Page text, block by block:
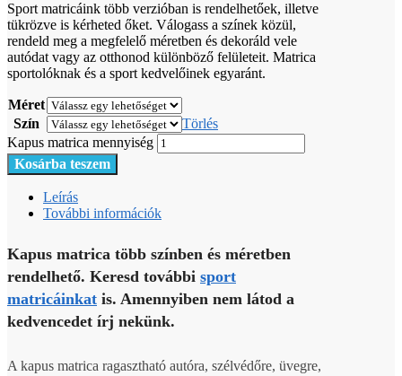
Sport matricáink több verzióban is rendelhetőek, illetve
tükrözve is kérheted őket. Válogass a színek közül,
rendeld meg a megfelelő méretben és dekoráld vele
autódat vagy az otthonod különböző felületeit. Matrica
sportolóknak és a sport kedvelőinek egyaránt.
Méret
Szín
Törlés
Kapus matrica mennyiség
Kosárba teszem
Leírás
További információk
Kapus matrica több színben és méretben
rendelhető. Keresd további sport
matricáinkat is. Amennyiben nem látod a
kedvencedet írj nekünk.
A kapus matrica ragasztható autóra, szélvédőre, üvegre,